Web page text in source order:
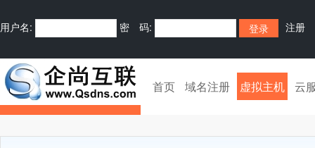
用户名: 密 码: 注册
首页 域名注册 虚拟主机 云